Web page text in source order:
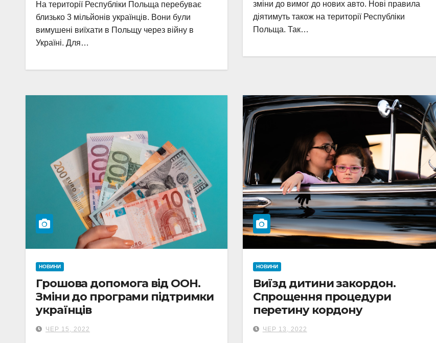
На території Республіки Польща перебуває
близько 3 мільйонів українців. Вони були
вимушені виїхати в Польщу через війну в
Україні. Для…
зміни до вимог до нових авто. Нові правила
діятимуть також на території Республіки
Польща. Так…
НОВИНИ
Грошова допомога від ООН.
Зміни до програми підтримки
українців
ЧЕР 15, 2022
НОВИНИ
Виїзд дитини закордон.
Спрощення процедури
перетину кордону
ЧЕР 13, 2022